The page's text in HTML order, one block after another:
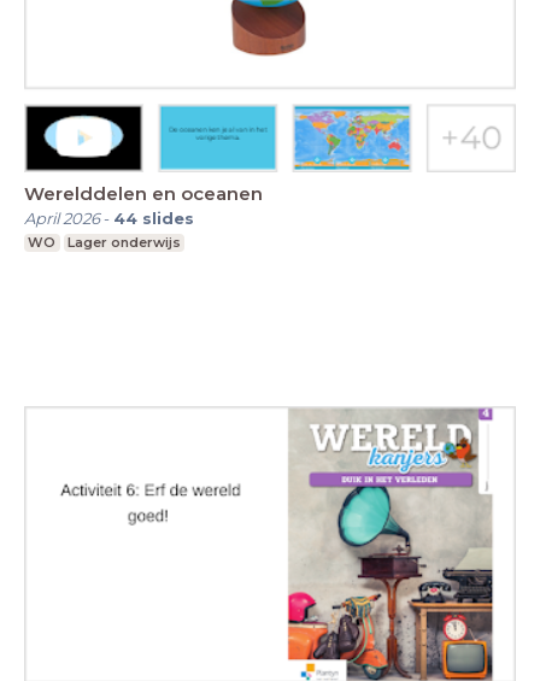
Werelddelen en oceanen
April 2026- 44 slides
WO Lager onderwijs